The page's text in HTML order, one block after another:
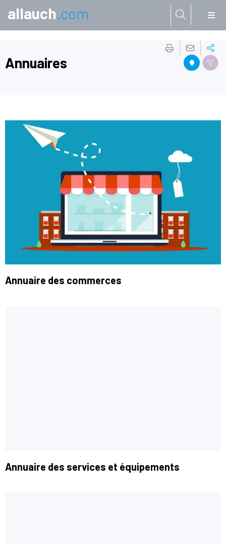
allauch.com
Annuaires
Annuaire des commerces
Annuaire des services et équipements